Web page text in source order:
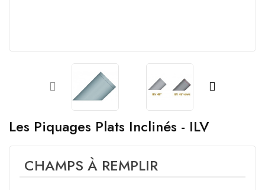
Les Piquages Plats Inclinés - ILV
CHAMPS À REMPLIR